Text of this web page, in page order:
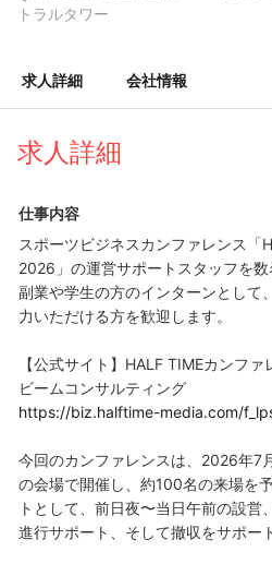
トラルタワー
求人詳細 会社情報
求人詳細
仕事内容
スポーツビジネスカンファレンス「
2026」の運営サポートスタッフを
副業や学生の方のインターンとして
力いただける方を歓迎します。
【公式サイト】HALF TIMEカンフ
ビームコンサルティング
https://biz.halftime-media.com/
今回のカンファレンスは、2026年7
の会場で開催し、約100名の来場を
トとして、前日夜〜当日午前の設営
進行サポート、そして撤収をサポー